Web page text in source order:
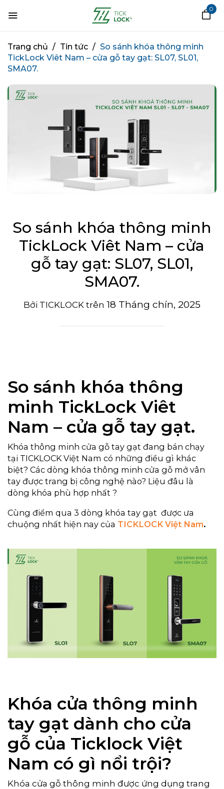
0
Trang chủ / Tin tức / So sánh khóa thông minh
TickLock Viêt Nam – cửa gỗ tay gạt: SL07, SL01,
SMA07.
So sánh khóa thông minh
TickLock Viêt Nam – cửa
gỗ tay gạt: SL07, SL01,
SMA07.
Bởi TICKLOCK trên 18 Tháng chín, 2025
So sánh khóa thông
minh TickLock Viêt
Nam – cửa gỗ tay gạt.
Khóa thông minh cửa gỗ tay gạt đang bán chạy
tại TICKLOCK Việt Nam có những điều gì khác
biệt? Các dòng khóa thông minh cửa gỗ mở vân
tay được trang bị công nghệ nào? Liệu đâu là
dòng khóa phù hợp nhất ?
Cùng điểm qua 3 dòng khóa tay gạt được ưa
chuộng nhất hiện nay của TICKLOCK Việt Nam.
Khóa cửa thông minh
tay gạt dành cho cửa
gỗ của Ticklock Việt
Nam có gì nổi trội?
Khóa cửa gỗ thông minh được ứng dụng trang